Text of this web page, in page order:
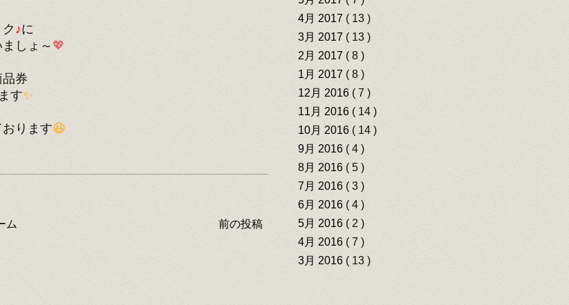
♪に
しょ～ 💖
券
す✨
ります😆
前の投稿
ム
4月 2017 ( 13 )
3月 2017 ( 13 )
2月 2017 ( 8 )
1月 2017 ( 8 )
12月 2016 ( 7 )
11月 2016 ( 14 )
10月 2016 ( 14 )
9月 2016 ( 4 )
8月 2016 ( 5 )
7月 2016 ( 3 )
6月 2016 ( 4 )
5月 2016 ( 2 )
4月 2016 ( 7 )
3月 2016 ( 13 )